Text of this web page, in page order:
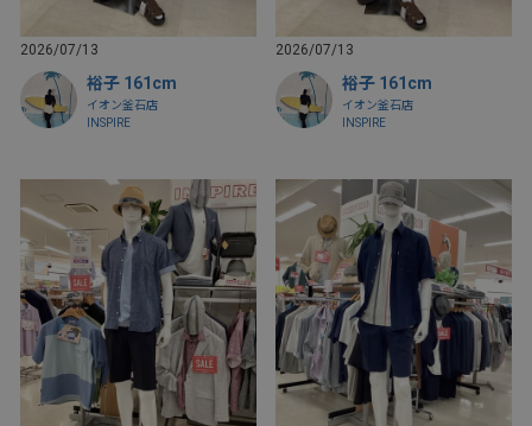
2026/07/13
裕子 161cm
イオン釜石店
INSPIRE
2026/07/13
裕子 161cm
イオン釜石店
INSPIRE